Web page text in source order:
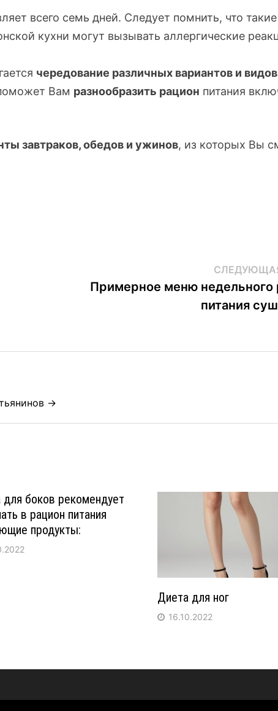
всего семь дней. Следует помнить, что такие
кухни могут вызывать аллергические
чередование различных вариантов и
Вам разнообразить рацион питания
завтраков, обедов и ужинов, из которых Вы
Примерное меню недельного
питания
→
боков рекомендует
в рацион питания
продукты:
Диета для ног
16.10.2022